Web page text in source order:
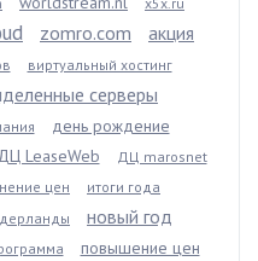
zomro.com акция
виртуальный хостинг
серверы
день рождение
LeaseWeb
ДЦ marosnet
цен
итоги года
новый год
повышение цен